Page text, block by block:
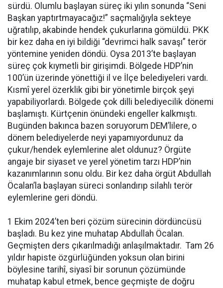
sürdü. Olumlu başlayan süreç iki yılın sonunda “Seni
Başkan yaptırtmayacağız!” saçmalığıyla sekteye
uğratılıp, akabinde hendek çukurlarına gömüldü. PKK
bir kez daha en iyi bildiği “devrimci halk savaşı” terör
yöntemine yeniden döndü. Oysa 2013’te başlayan
süreç çok kıymetli bir girişimdi. Bölgede HDP’nin
100’ün üzerinde yönettiği il ve İlçe belediyeleri vardı.
Kısmî yerel özerklik gibi bir yönetimle birçok şeyi
yapabiliyorlardı. Bölgede çok dilli belediyecilik dönemi
başlamıştı. Kürtçenin önündeki engeller kalkmıştı.
Bugünden bakınca bazen soruyorum DEM’lilere, o
dönem belediyelerde neyi yapamıyordunuz da
çukur/hendek eylemlerine alet oldunuz? Örgüte
angaje bir siyaset ve yerel yönetim tarzı HDP’nin
kazanımlarının sonu oldu. Bir kez daha örgüt Abdullah
Öcalan’la başlayan süreci sonlandırıp silahlı terör
eylemlerine geri döndü.
1 Ekim 2024’ten beri çözüm sürecinin dördüncüsü
başladı. Bu kez yine muhatap Abdullah Öcalan.
Geçmişten ders çıkarılmadığı anlaşılmaktadır. Tam 26
yıldır hapiste özgürlüğünden yoksun olan birini
böylesine tarihî, siyasî bir sorunun çözümünde
muhatap kabul etmek, bence geçmişte de doğru